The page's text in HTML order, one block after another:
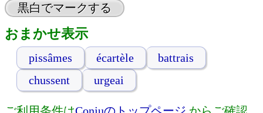
黒白でマークする
おまかせ表示
pissâmes écartèle
battrais
chussent
urgeai